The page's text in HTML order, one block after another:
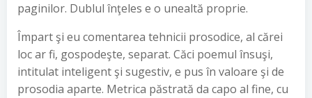
paginilor. Dublul înţeles e o unealtă proprie.
Împart şi eu comentarea tehnicii prosodice, al cărei
loc ar fi, gospodeşte, separat. Căci poemul însuşi,
intitulat inteligent şi sugestiv, e pus în valoare şi de
prosodia aparte. Metrica păstrată da capo al fine, cu